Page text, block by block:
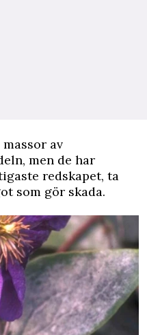
av
men de har
redskapet, ta
som gör skada.